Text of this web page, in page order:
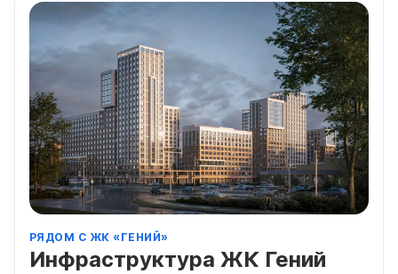
РЯДОМ С ЖК «ГЕНИЙ»
Инфраструктура ЖК Гений